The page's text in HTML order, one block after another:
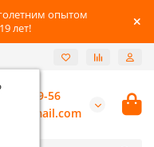
опытом
лет!
777-89-56